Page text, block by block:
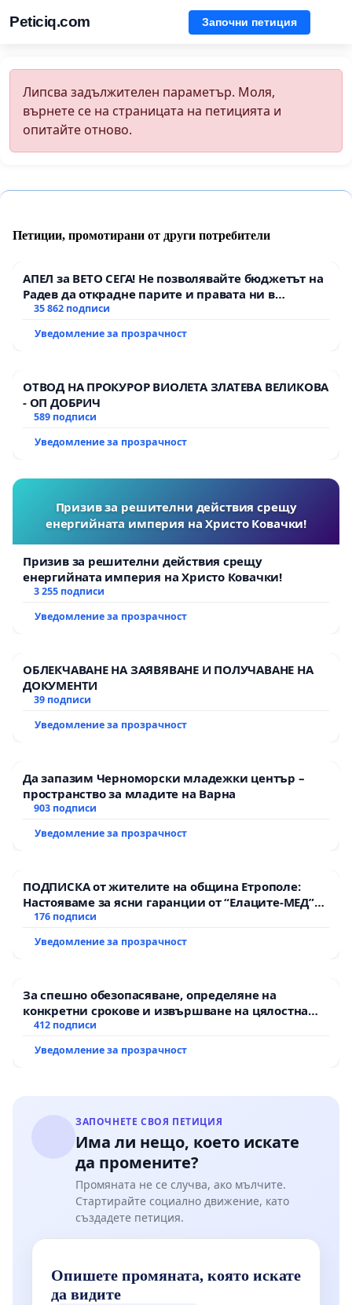
Peticiq.com Започни петиция
Липсва задължителен параметър. Моля,
върнете се на страницата на петицията и
опитайте отново.
Петиции, промотирани от други потребители
АПЕЛ за ВЕТО СЕГА! Не позволявайте бюджетът на
Радев да открадне парите и правата ни в
тъмното
35 862 подписи
Уведомление за прозрачност
ОТВОД НА ПРОКУРОР ВИОЛЕТА ЗЛАТЕВА ВЕЛИКОВА
- ОП ДОБРИЧ
589 подписи
Уведомление за прозрачност
Призив за решителни действия срещу
енергийната империя на Христо Ковачки!
Призив за решителни действия срещу
енергийната империя на Христо Ковачки!
3 255 подписи
Уведомление за прозрачност
ОБЛЕКЧАВАНЕ НА ЗАЯВЯВАНЕ И ПОЛУЧАВАНЕ НА
ДОКУМЕНТИ
39 подписи
Уведомление за прозрачност
Да запазим Черноморски младежки център –
пространство за младите на Варна
903 подписи
Уведомление за прозрачност
ПОДПИСКА от жителите на община Етрополе:
Настояваме за ясни гаранции от “Елаците-МЕД”
АД и от държавата, че ще се изпълнят всички
176 подписи
Уведомление за прозрачност
За спешно обезопасяване, определяне на
конкретни срокове и извършване на цялостна
рехабилитация на републиканския път между
Мирово - к.к. Момин проход
412 подписи
Уведомление за прозрачност
ЗАПОЧНЕТЕ СВОЯ ПЕТИЦИЯ
Има ли нещо, което искате
да промените?
Промяната не се случва, ако мълчите.
Стартирайте социално движение, като
създадете петиция.
Опишете промяната, която искате
да видите